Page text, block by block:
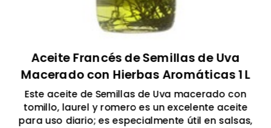
Aceite Francés de Semillas de Uva
Macerado con Hierbas Aromáticas 1 L
Este aceite de Semillas de Uva macerado con
tomillo, laurel y romero es un excelente aceite
para uso diario; es especialmente útil en salsas,